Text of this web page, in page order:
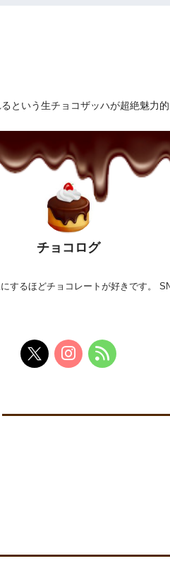
という生チョコザッハが超絶魅力的
チョコログ
するほどチョコレートが好きです。